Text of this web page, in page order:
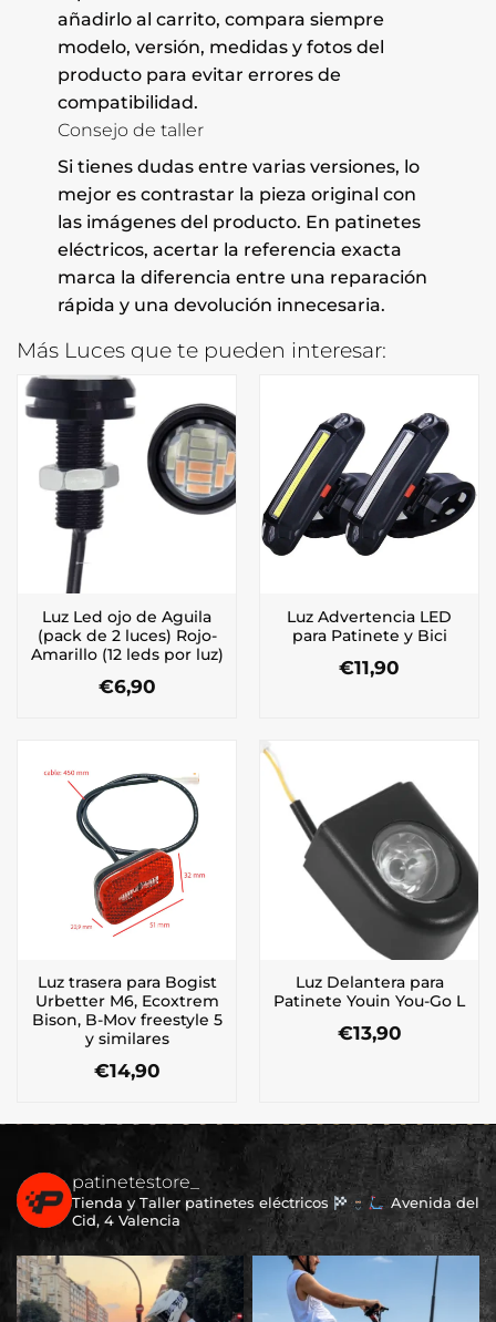
añadirlo al carrito, compara siempre
modelo, versión, medidas y fotos del
producto para evitar errores de
compatibilidad.
Consejo de taller
Si tienes dudas entre varias versiones, lo
mejor es contrastar la pieza original con
las imágenes del producto. En patinetes
eléctricos, acertar la referencia exacta
marca la diferencia entre una reparación
rápida y una devolución innecesaria.
Más Luces que te pueden interesar:
Luz Led ojo de Aguila
(pack de 2 luces) Rojo-
Amarillo (12 leds por luz)
€6,90
Luz Advertencia LED
para Patinete y Bici
€11,90
Luz trasera para Bogist
Urbetter M6, Ecoxtrem
Bison, B-Mov freestyle 5
y similares
€14,90
Luz Delantera para
Patinete Youin You-Go L
€13,90
patinetestore_
Tienda y Taller patinetes eléctricos
Avenida del
Cid, 4 Valencia